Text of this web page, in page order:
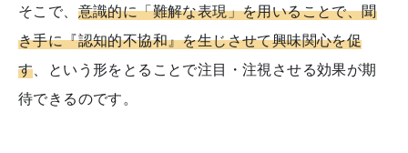
そこで、 意識的に「難解な表現」を用いることで、聞
き手に『認知的不協和』を生じさせて興味関心を促
す 、という形をとることで注目・注視させる効果が期
待できるのです。